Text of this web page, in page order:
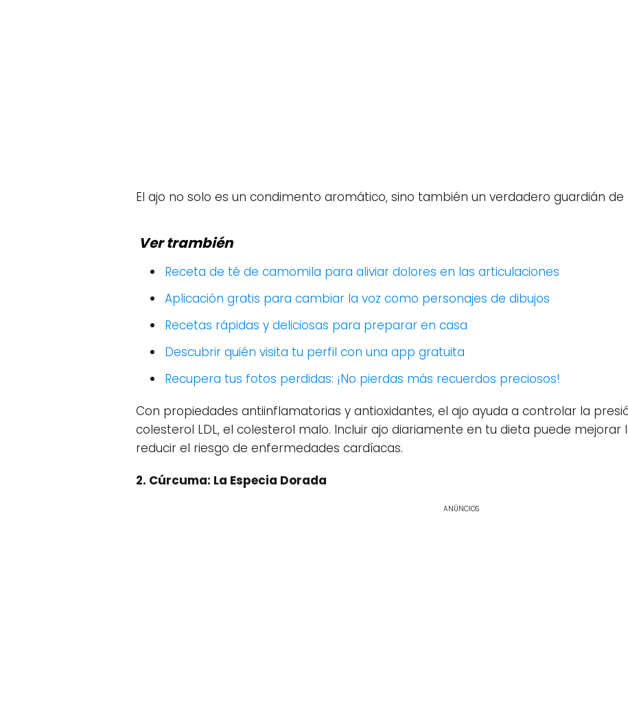
El ajo no solo es un condimento aromático, sino también un verdadero guardián de
Ver trambién
Receta de té de camomila para aliviar dolores en las articulaciones
Aplicación gratis para cambiar la voz como personajes de dibujos
Recetas rápidas y deliciosas para preparar en casa
Descubrir quién visita tu perfil con una app gratuita
Recupera tus fotos perdidas: ¡No pierdas más recuerdos preciosos!
Con propiedades antiinflamatorias y antioxidantes, el ajo ayuda a controlar la
colesterol LDL, el colesterol malo. Incluir ajo diariamente en tu dieta puede mejorar
reducir el riesgo de enfermedades cardíacas.
2. Cúrcuma: La Especia Dorada
ANÚNCIOS